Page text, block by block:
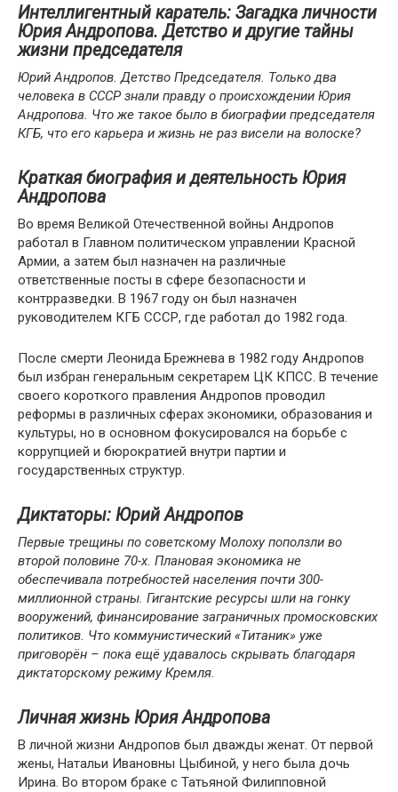
Интеллигентный каратель: Загадка личности
Юрия Андропова. Детство и другие тайны
жизни председателя
Юрий Андропов. Детство Председателя. Только два
человека в СССР знали правду о происхождении Юрия
Андропова. Что же такое было в биографии председателя
КГБ, что его карьера и жизнь не раз висели на волоске?
Краткая биография и деятельность Юрия
Андропова
Во время Великой Отечественной войны Андропов
работал в Главном политическом управлении Красной
Армии, а затем был назначен на различные
ответственные посты в сфере безопасности и
контрразведки. В 1967 году он был назначен
руководителем КГБ СССР, где работал до 1982 года.
После смерти Леонида Брежнева в 1982 году Андропов
был избран генеральным секретарем ЦК КПСС. В течение
своего короткого правления Андропов проводил
реформы в различных сферах экономики, образования и
культуры, но в основном фокусировался на борьбе с
коррупцией и бюрократией внутри партии и
государственных структур.
Диктаторы: Юрий Андропов
Первые трещины по советскому Молоху поползли во
второй половине 70-х. Плановая экономика не
обеспечивала потребностей населения почти 300-
миллионной страны. Гигантские ресурсы шли на гонку
вооружений, финансирование заграничных промосковских
политиков. Что коммунистический «Титаник» уже
приговорён – пока ещё удавалось скрывать благодаря
диктаторскому режиму Кремля.
Личная жизнь Юрия Андропова
В личной жизни Андропов был дважды женат. От первой
жены, Натальи Ивановны Цыбиной, у него была дочь
Ирина. Во втором браке с Татьяной Филипповной